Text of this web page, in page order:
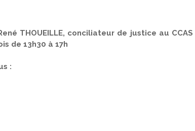
THOUEILLE, conciliateur de justice au
de 13h30 à 17h
: